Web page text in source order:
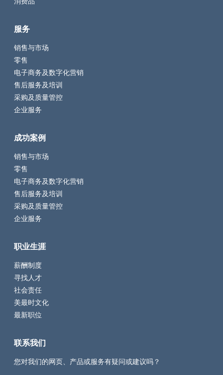
服务
销售与市场
零售
电子商务及数字化营销
售后服务及培训
采购及质量管控
企业服务
成功案例
销售与市场
零售
电子商务及数字化营销
售后服务及培训
采购及质量管控
企业服务
职业生涯
薪酬制度
寻找人才
社会责任
美最时文化
最新职位
联系我们
您对我们的网页、产品或服务有疑问或建议吗？